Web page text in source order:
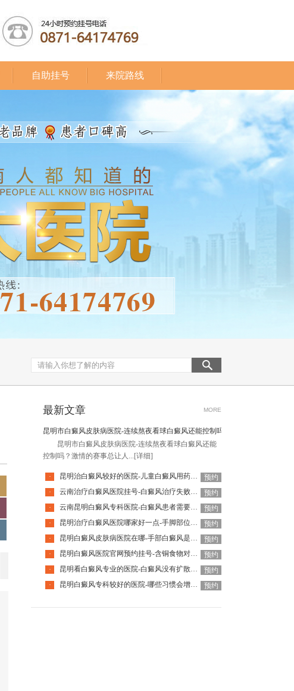
自助挂号 来院路线
最新文章 MORE
昆明市白癜风皮肤病医院-连续熬夜看球白癜风还能控制吗
昆明市白癜风皮肤病医院-连续熬夜看球白癜风还能
控制吗？激情的赛事总让人... [详细]
· 昆明治白癜风较好的医院-儿童白癜风用药注意事项有哪些
预约
·
云南治疗白癜风医院挂号-白癜风治疗失败常见原因
预约
·
云南昆明白癜风专科医院-白癜风患者需要补充什么营养呢
预约
·
昆明治疗白癜风医院哪家好一点-手脚部位的白癜风为什么难恢复呢
预约
·
昆明白癜风皮肤病医院在哪-手部白癜风是什么引起的
预约
·
昆明白癜风医院官网预约挂号-含铜食物对白癜风有好处吗
预约
·
昆明看白癜风专业的医院-白癜风没有扩散就可以不治吗
预约
·
昆明白癜风专科较好的医院-哪些习惯会增加白癜风发病风险呢 预约